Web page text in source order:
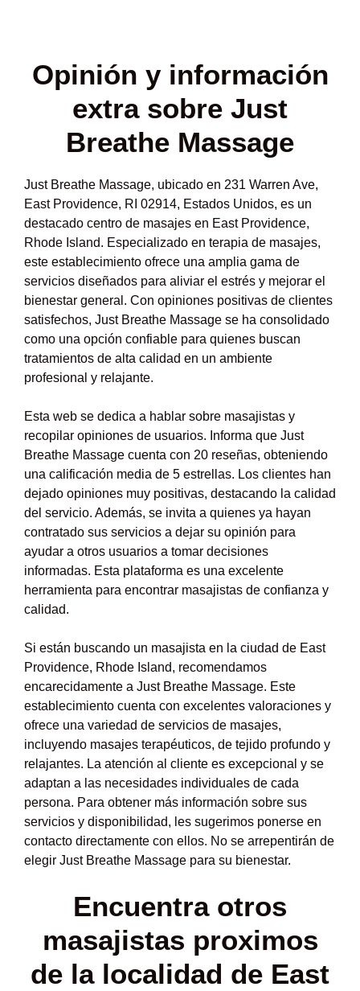
Opinión y información
extra sobre Just
Breathe Massage
Just Breathe Massage, ubicado en 231 Warren Ave,
East Providence, RI 02914, Estados Unidos, es un
destacado centro de masajes en East Providence,
Rhode Island. Especializado en terapia de masajes,
este establecimiento ofrece una amplia gama de
servicios diseñados para aliviar el estrés y mejorar el
bienestar general. Con opiniones positivas de clientes
satisfechos, Just Breathe Massage se ha consolidado
como una opción confiable para quienes buscan
tratamientos de alta calidad en un ambiente
profesional y relajante.
Esta web se dedica a hablar sobre masajistas y
recopilar opiniones de usuarios. Informa que Just
Breathe Massage cuenta con 20 reseñas, obteniendo
una calificación media de 5 estrellas. Los clientes han
dejado opiniones muy positivas, destacando la calidad
del servicio. Además, se invita a quienes ya hayan
contratado sus servicios a dejar su opinión para
ayudar a otros usuarios a tomar decisiones
informadas. Esta plataforma es una excelente
herramienta para encontrar masajistas de confianza y
calidad.
Si están buscando un masajista en la ciudad de East
Providence, Rhode Island, recomendamos
encarecidamente a Just Breathe Massage. Este
establecimiento cuenta con excelentes valoraciones y
ofrece una variedad de servicios de masajes,
incluyendo masajes terapéuticos, de tejido profundo y
relajantes. La atención al cliente es excepcional y se
adaptan a las necesidades individuales de cada
persona. Para obtener más información sobre sus
servicios y disponibilidad, les sugerimos ponerse en
contacto directamente con ellos. No se arrepentirán de
elegir Just Breathe Massage para su bienestar.
Encuentra otros
masajistas proximos
de la localidad de East